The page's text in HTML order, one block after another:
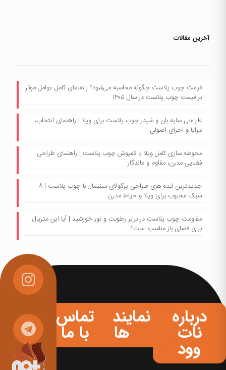
آخرین مقالات
قیمت چوب پلاست چگونه محاسبه می‌شود؟ راهنمای کامل عوامل موثر
بر قیمت چوب پلاست در سال ۱۴۰۵
طراحی سایه بان و شیدر چوب پلاست برای ویلا | راهنمای انتخاب،
مزایا و اجرای اصولی
محوطه سازی کامل ویلا با کفپوش چوب پلاست | راهنمای طراحی
فضایی مدرن، مقاوم و ماندگار
جدیدترین ایده های طراحی پرگولای مینیمال با چوب پلاست | ۸
سبک محبوب برای ویلا و حیاط مدرن
مقاومت چوب پلاست در برابر رطوبت و نور خورشید | آیا این متریال
برای فضای باز مناسب است؟
درباره
نات
وود
نمایندگی
ها
تماس
با ما